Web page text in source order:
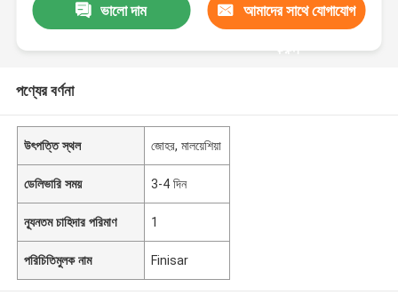
ভালো দাম আমাদের সাথে যোগাযোগ
করুন
পণ্যের বর্ণনা
উৎপত্তি স্থল জোহর, মালয়েশিয়া
ডেলিভারি সময় 3-4 দিন
ন্যূনতম চাহিদার পরিমাণ 1
পরিচিতিমুলক নাম Finisar